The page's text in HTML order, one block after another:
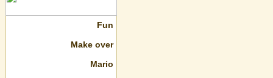
Fun
Make over
Mario